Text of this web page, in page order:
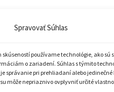
Spravovať Súhlas
používame technológie, ako sú
o zariadení. Súhlas s týmito
správanie pri prehliadaní alebo jedinečné
môže nepriaznivo ovplyvniť určité